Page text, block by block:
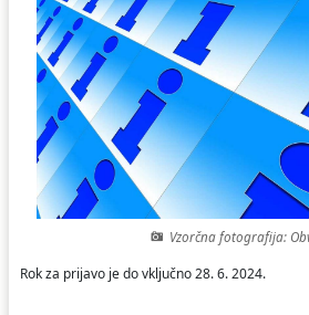
Vzorčna fotografija:
Rok za prijavo je do vključno 28. 6. 2024.
Ceniki
Fotogalerija
Varstvo osebnih podatkov
Katalog informacij javnega značaja
Proračun občine
Koledar odvoza odpadkov
Varuhov kotiček
Uradni dokumenti in povezave